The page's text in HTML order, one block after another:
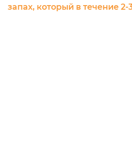
запах, который в течение